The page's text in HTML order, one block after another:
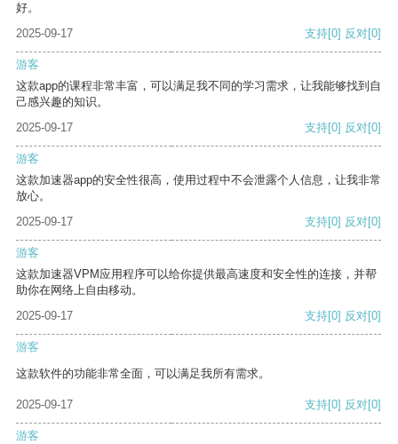
好。
2025-09-17
支持[0] 反对[0]
游客
这款app的课程非常丰富，可以满足我不同的学习需求，让我能够找到自
己感兴趣的知识。
2025-09-17
支持[0] 反对[0]
游客
这款加速器app的安全性很高，使用过程中不会泄露个人信息，让我非常
放心。
2025-09-17
支持[0] 反对[0]
游客
这款加速器VPM应用程序可以给你提供最高速度和安全性的连接，并帮
助你在网络上自由移动。
2025-09-17
支持[0] 反对[0]
游客
这款软件的功能非常全面，可以满足我所有需求。
2025-09-17 支持[0] 反对[0]
游客